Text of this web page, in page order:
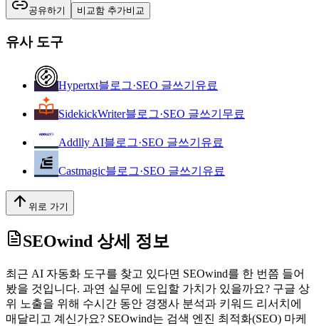
공유하기 비교함 추가비교
유사 도구
Hypertxt블로그·SEO 글쓰기 유료
SidekickWriter블로그·SEO 글쓰기 무료
Addlly AI블로그·SEO 글쓰기 유료
Castmagic블로그·SEO 글쓰기 유료
위로 가기
SEOwind 상세 정보
최근 AI 자동화 도구를 찾고 있다면 SEOwind를 한 번쯤 들어
봤을 것입니다. 과연 실무에 도입할 가치가 있을까요? 구글 상
위 노출을 위해 수시간 동안 경쟁사 분석과 키워드 리서치에
매달리고 계신가요? SEOwind는 검색 엔진 최적화(SEO) 마케